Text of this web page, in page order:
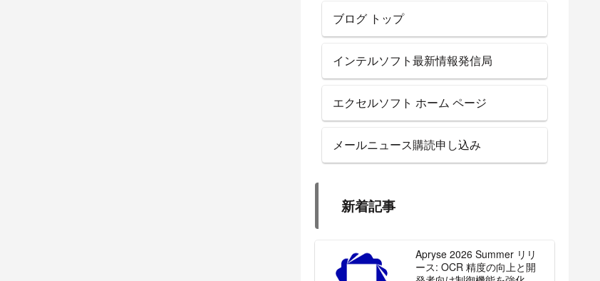
ブログ トップ
インテルソフト最新情報発信局
エクセルソフト ホーム ページ
メールニュース購読申し込み
新着記事
Apryse 2026 Summer リリ
ース: OCR 精度の向上と開